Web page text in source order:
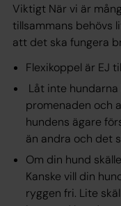
Viktigt När vi är
tillsammans behövs
att det ska fungera
Flexikoppel är EJ
Låt inte
promenaden och
hundens ägare
än andra och det
Om din hund
Kanske vill din
ryggen fri. Lite